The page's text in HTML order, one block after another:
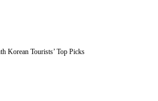
Korean Tourists’ Top Picks